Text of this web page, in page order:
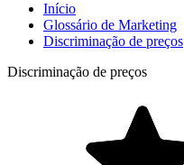
Início
Glossário de Marketing
Discriminação de preços
Discriminação de preços